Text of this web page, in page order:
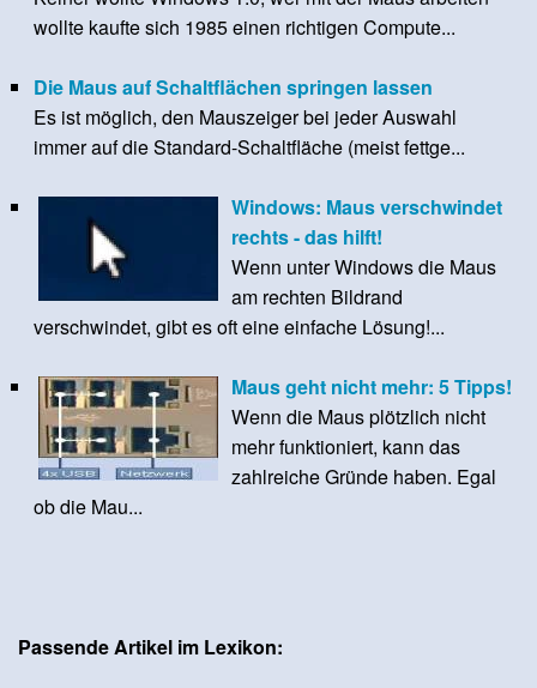
wollte kaufte sich 1985 einen richtigen Compute...
Die Maus auf Schaltflächen springen lassen
Es ist möglich, den Mauszeiger bei jeder Auswahl
immer auf die Standard-Schaltfläche (meist fettge...
Windows: Maus verschwindet
rechts - das hilft!
Wenn unter Windows die Maus
am rechten Bildrand
verschwindet, gibt es oft eine einfache Lösung!...
Maus geht nicht mehr: 5 Tipps!
Wenn die Maus plötzlich nicht
mehr funktioniert, kann das
zahlreiche Gründe haben. Egal
ob die Mau...
Passende Artikel im Lexikon: